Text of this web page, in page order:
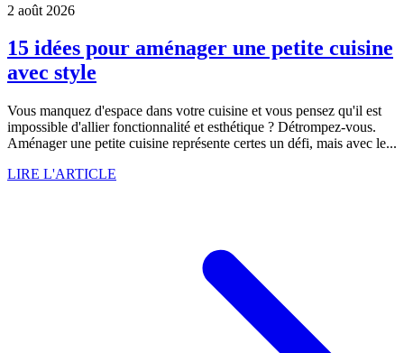
2 août 2026
15 idées pour aménager une petite cuisine
avec style
Vous manquez d'espace dans votre cuisine et vous pensez qu'il est
impossible d'allier fonctionnalité et esthétique ? Détrompez-vous.
Aménager une petite cuisine représente certes un défi, mais avec le...
LIRE L'ARTICLE